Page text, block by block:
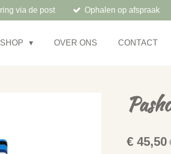
via de post Ophalen op afspraak
OVER ONS CONTACT
€ 45,50